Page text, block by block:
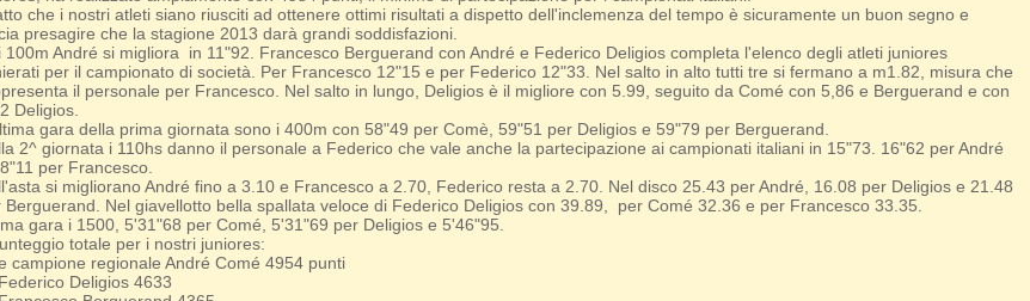
che i nostri atleti siano riusciti ad ottenere ottimi risultati a dispetto dell'inclemenza del tempo è sicuramente un buon segno e
presagire che la stagione 2013 darà grandi soddisfazioni.
100m André si migliora in 11"92. Francesco Berguerand con André e Federico Deligios completa l'elenco degli atleti juniores
per il campionato di società. Per Francesco 12"15 e per Federico 12"33. Nel salto in alto tutti tre si fermano a m1.82, misura che
il personale per Francesco. Nel salto in lungo, Deligios è il migliore con 5.99, seguito da Comé con 5,86 e Berguerand e con
Deligios.
gara della prima giornata sono i 400m con 58"49 per Comè, 59"51 per Deligios e 59"79 per Berguerand.
2^ giornata i 110hs danno il personale a Federico che vale anche la partecipazione ai campionati italiani in 15"73. 16"62 per André
per Francesco.
si migliorano André fino a 3.10 e Francesco a 2.70, Federico resta a 2.70. Nel disco 25.43 per André, 16.08 per Deligios e 21.48
Berguerand. Nel giavellotto bella spallata veloce di Federico Deligios con 39.89, per Comé 32.36 e per Francesco 33.35.
gara i 1500, 5'31"68 per Comé, 5'31"69 per Deligios e 5'46"95.
totale per i nostri juniores:
campione regionale André Comé 4954 punti
Deligios 4633